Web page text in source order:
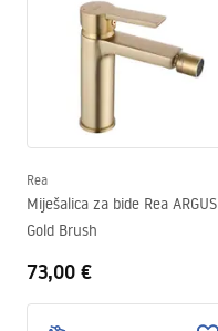
Rea
Miješalica za bide Rea ARGUS
Gold Brush
73,00 €